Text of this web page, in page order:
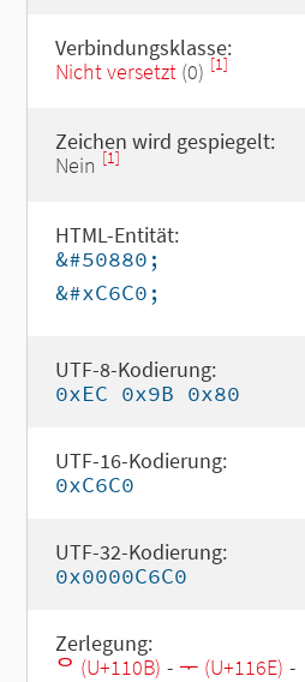
Verbindungsklasse:
Nicht versetzt(0) [1]
Zeichen wird gespiegelt:
Nein [1]
HTML-Entität:
&#50880;
&#xC6C0;
UTF-8-Kodierung:
0xEC 0x9B 0x80
UTF-16-Kodierung:
0xC6C0
UTF-32-Kodierung:
0x0000C6C0
Zerlegung:
ᄋ (U+110B) - ᅮ (U+116E) -